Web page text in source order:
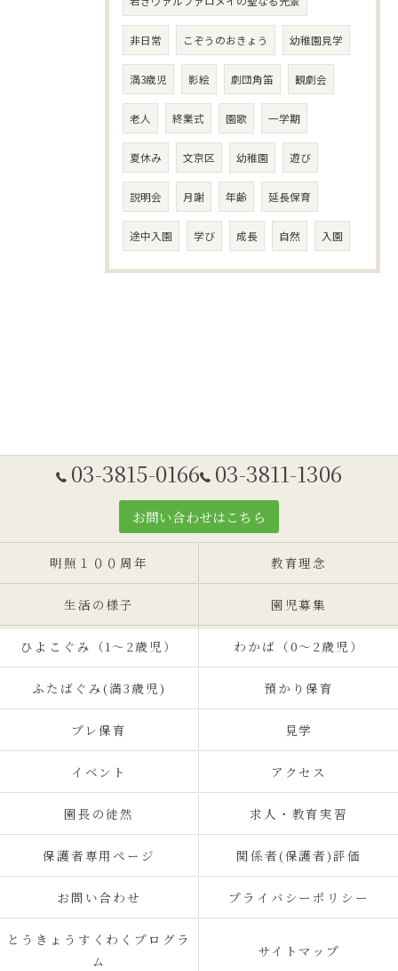
非日常 こぞうのおきょう 幼稚園見学
満3歳児 影絵 劇団角笛 観劇会
老人 終業式 園歌 一学期
夏休み 文京区 幼稚園 遊び
説明会 月謝 年齢 延長保育
途中入園 学び 成長 自然 入園
03-3815-0166 03-3811-1306
お問い合わせはこちら
明照１００周年 教育理念
生活の様子 園児募集
ひよこぐみ（1〜2歳児） わかば（0～2歳児）
ふたばぐみ(満3歳児) 預かり保育
プレ保育 見学
イベント アクセス
園長の徒然 求人・教育実習
保護者専用ページ 関係者(保護者)評価
お問い合わせ プライバシーポリシー
とうきょうすくわくプログラ
ム
サイトマップ